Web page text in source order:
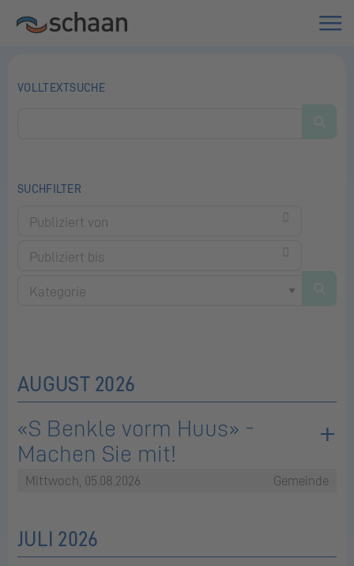
AUGUST 2026
«S Benkle vorm Huus» -
Machen Sie mit!
Mittwoch, 05.08.2026 Gemeinde
JULI 2026
VOLLTEXTSUCHE
SUCHFILTER